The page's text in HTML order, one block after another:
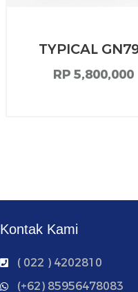
TYPICAL
RP 5,800,000
Kontak Kami
( 022 ) 4202810
‭(+62) 85956478083